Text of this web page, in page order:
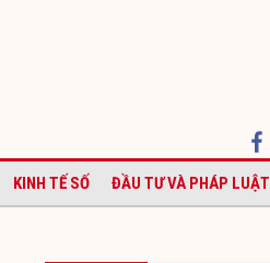
KINH TẾ SỐ ĐẦU TƯ VÀ PHÁP LUẬT